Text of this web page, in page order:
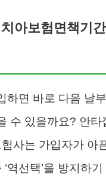
아보험면책기
하면 바로 다음 날
수 있을까요? 안타
사는 가입자가 아
역선택’을 방지하